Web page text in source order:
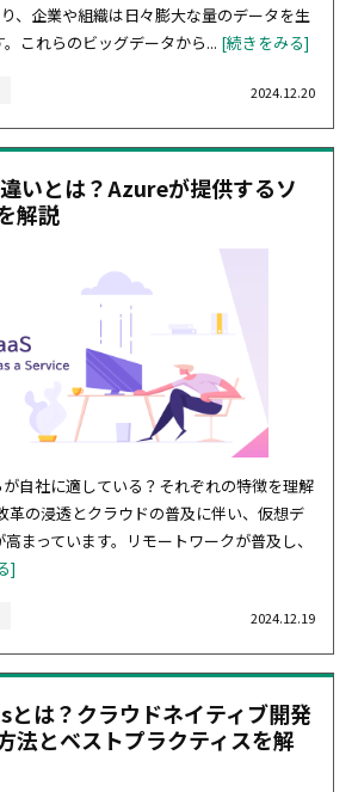
、企業や組織は日々膨大な量のデータを生
これらのビッグデータから... [続きをみる]
2024.12.20
いとは？Azureが提供するソ
解説
が自社に適している？それぞれの特徴を理解
革の浸透とクラウドの普及に伴い、仮想デ
まっています。リモートワークが普及し、
]
2024.12.19
は？クラウドネイティブ開発
法とベストプラクティスを解